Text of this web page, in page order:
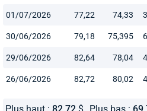
01/07/2026 77,22 74,33
30/06/2026 79,18 75,395
29/06/2026 82,64 78,04
26/06/2026 82,72 80,02